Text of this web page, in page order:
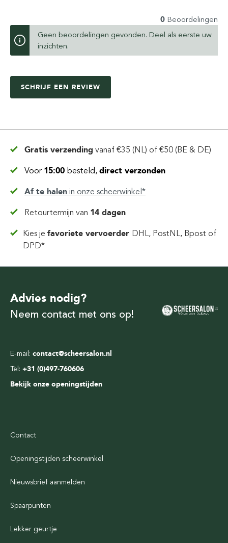
0 Beoordelingen
Geen beoordelingen gevonden. Deel als eerste uw
inzichten.
SCHRIJF EEN REVIEW
Gratis verzending vanaf €35 (NL) of €50 (BE & DE)
Voor 15:00 besteld, direct verzonden
Af te halen in onze scheerwinkel*
Retourtermijn van 14 dagen
Kies jefavoriete vervoerder DHL, PostNL, Bpost of
DPD*
E-mail: contact@scheersalon.nl
Tel: +31 (0)497-760606
Bekijk onze openingstijden
Advies nodig?
Neem contact met ons op!
Contact
Openingstijden scheerwinkel
Nieuwsbrief aanmelden
Spaarpunten
Lekker geurtje